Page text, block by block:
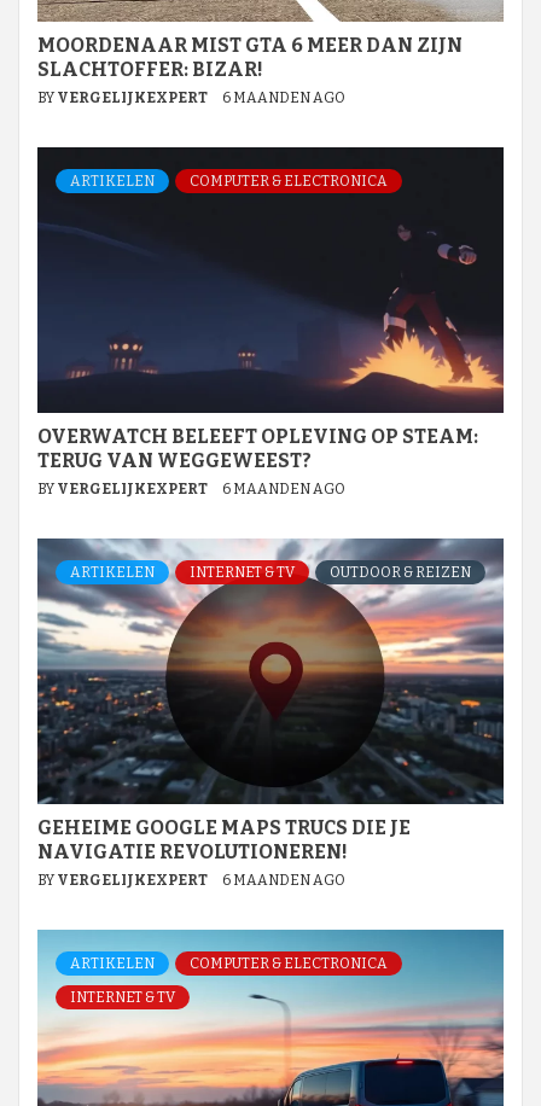
MOORDENAAR MIST GTA 6 MEER DAN ZIJN
SLACHTOFFER: BIZAR!
BY VERGELIJKEXPERT 6 MAANDEN AGO
ARTIKELEN COMPUTER & ELECTRONICA
OVERWATCH BELEEFT OPLEVING OP STEAM:
TERUG VAN WEGGEWEEST?
BY VERGELIJKEXPERT 6 MAANDEN AGO
ARTIKELEN INTERNET & TV OUTDOOR & REIZEN
GEHEIME GOOGLE MAPS TRUCS DIE JE
NAVIGATIE REVOLUTIONEREN!
BY VERGELIJKEXPERT 6 MAANDEN AGO
ARTIKELEN
COMPUTER & ELECTRONICA
INTERNET & TV